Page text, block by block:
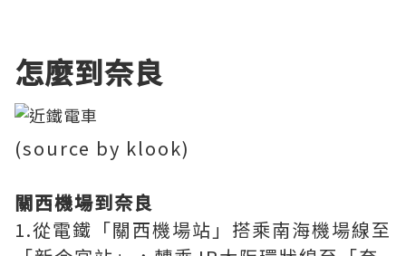
怎麼到奈良
(source by klook)
關西機場到奈良
1.從電鐵「關西機場站」搭乘南海機場線至